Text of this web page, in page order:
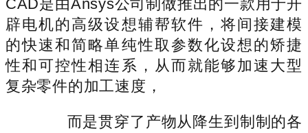
CAD是由Ansys公司制做推出的一款用于开
辟电机的高级设想辅帮软件，将间接建模
的快速和简略单纯性取参数化设想的矫捷
性和可控性相连系，从而就能够加速大型
复杂零件的加工速度，
而是贯穿了产物从降生到制制的各